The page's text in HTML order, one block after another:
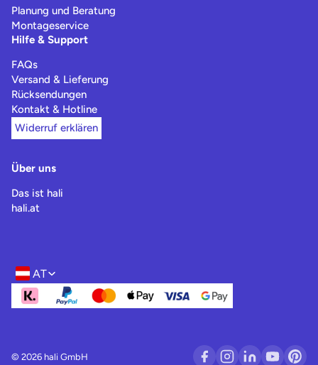
Planung und Beratung
Montageservice
Hilfe & Support
FAQs
Versand & Lieferung
Rücksendungen
Kontakt & Hotline
Widerruf erklären
Über uns
Das ist hali
hali.at
Region- und Sprachwahl
AT
© 2026 hali GmbH